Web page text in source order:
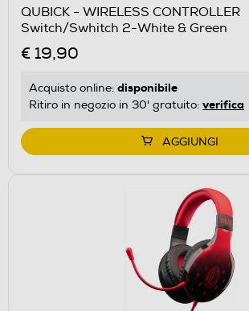
QUBICK - WIRELESS CONTROLLER
Switch/Swhitch 2-White & Green
€ 19,90
Acquisto online: disponibile
Ritiro in negozio in 30' gratuito: verifica
AGGIUNGI